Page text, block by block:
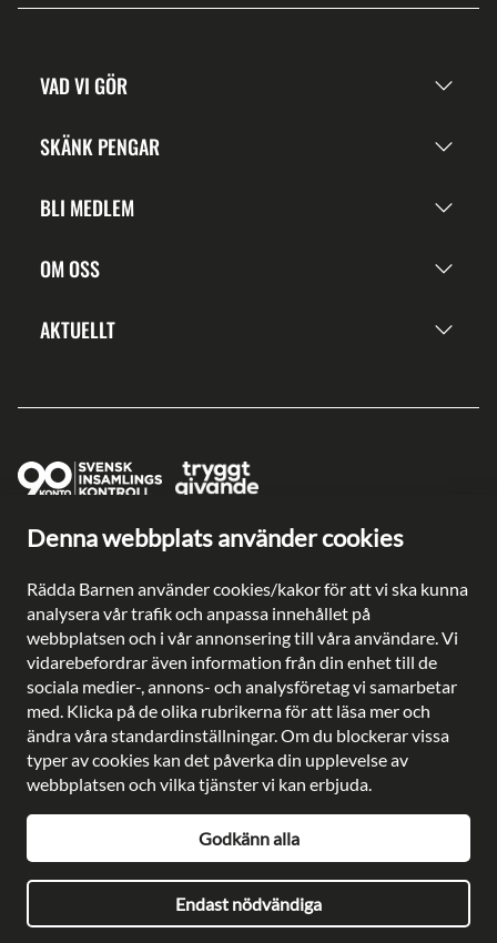
Denna webbplats använder cookies
Rädda Barnen använder cookies/kakor för att vi ska kunna
analysera vår trafik och anpassa innehållet på
webbplatsen och i vår annonsering till våra användare. Vi
vidarebefordrar även information från din enhet till de
sociala medier-, annons- och analysföretag vi samarbetar
med. Klicka på de olika rubrikerna för att läsa mer och
ändra våra standardinställningar. Om du blockerar vissa
typer av cookies kan det påverka din upplevelse av
webbplatsen och vilka tjänster vi kan erbjuda.
Endast nödvändiga
Godkänn alla
VAD VI GÖR
SKÄNK PENGAR
BLI MEDLEM
OM OSS
AKTUELLT
Ge en gåva direkt
Plusgiro: 90 2003-3
Bankgiro: 902-0033
Säkra betalningar med
Besöksadress: Gustavslundsvägen 141, Bromma
Postadress: Rädda Barnen, 107 88 Stockholm
Telefon:08-698 90 00
kundservice@rb.se
Org. nr: 802002-8638